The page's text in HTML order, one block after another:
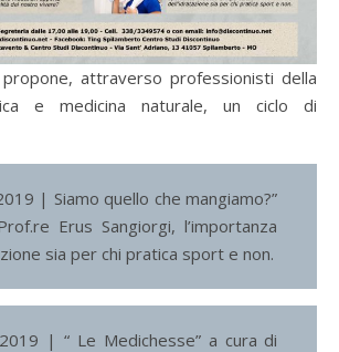
propone, attraverso professionisti della
e medicina naturale, un ciclo di
| Siamo quello che mangiamo?”
Erus Sangiorgi, l’importanza
sia per chi pratica sport e non.
| “ Le Medichesse” a cura di